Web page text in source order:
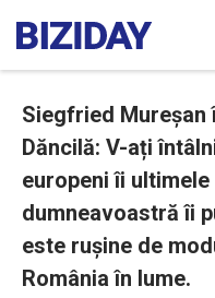
Siegfried Mureșan
Dăncilă: V-ați
europeni îi ultimele
dumneavoastră îi
este rușine de
România în lume.